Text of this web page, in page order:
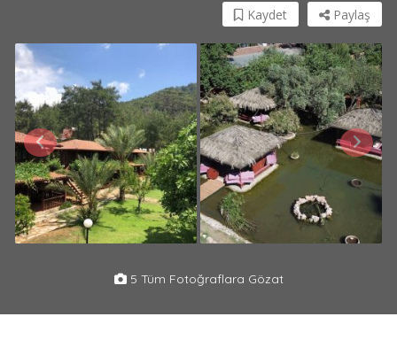
Paylaş
Kaydet
5 Tüm Fotoğraflara Gözat